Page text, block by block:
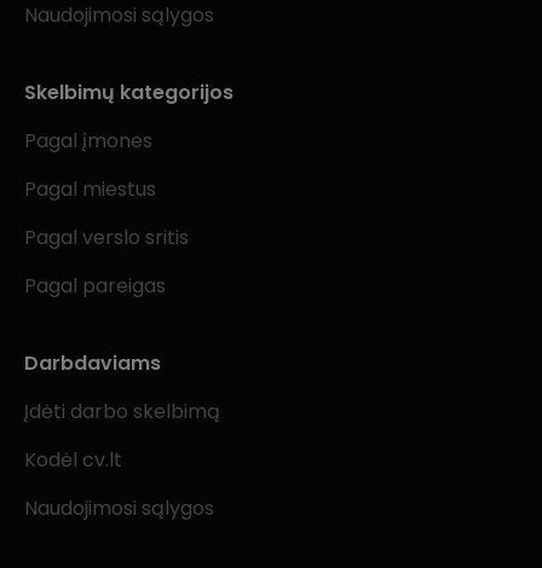
Naudojimosi sąlygos
Skelbimų kategorijos
Pagal įmones
Pagal miestus
Pagal verslo sritis
Pagal pareigas
Darbdaviams
Įdėti darbo skelbimą
Kodėl cv.lt
Naudojimosi sąlygos